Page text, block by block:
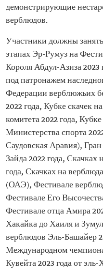
демонстрирующие
верблюдов.
Участники должны
этапах Эр-Румуз на
Короля Абдул-Азиза 2023
под патронажем
Федерации верблюжьих
2022 года, Кубке скачек
комитета 2022 года,
Министерства спорта
Саудовская Аравия),
Зайда 2022 года,
года, Скачках на
(ОАЭ), Фестивале
Фестивале Его
Фестивале отца Амира
Хакайка до Хаиля и
верблюдов Эль-Башайер
Международном
Кувейта 2023 года от